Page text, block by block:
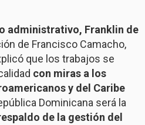
administrativo, Franklin de
de Francisco Camacho,
que los trabajos se
con miras a los
y del Caribe
Dominicana será la
de la gestión del